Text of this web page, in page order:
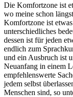
Die Komfortzone ist
wo meine schon
Komfortzone ist
unterschiedliches
dessen ist für jeden
endlich zum
und ein Ausbruch ist
Neuanfang in einem
empfehlenswerte
jedem selbst
Menschen sind, so